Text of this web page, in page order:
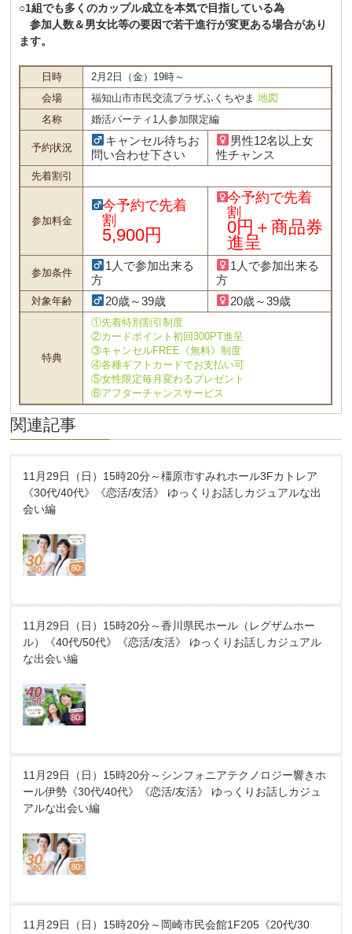
○1組でも多くのカップル成立を本気で目指している為
参加人数＆男女比等の要因で若干進行が変更ある場合があり
ます。
日時
2月2日（金）19時～
会場
福知山市市民交流プラザふくちやま地図
名称
婚活パーティ1人参加限定編
予約状況
キャンセル待ちお
問い合わせ下さい
男性12名以上女
性チャンス
先着割引
参加料金
今予約で先着
割
5,900円
今予約で先着
割
0円＋商品券
進呈
参加条件
1人で参加出来る
方
1人で参加出来る
方
対象年齢 20歳～39歳 20歳～39歳
特典
①先着特別割引制度
②カードポイント初回300PT進呈
③キャンセルFREE《無料》制度
④各種ギフトカードでお支払い可
⑤女性限定毎月変わるプレゼント
⑥アフターチャンスサービス
関連記事
11月29日（日）15時20分～橿原市すみれホール3Fカトレア
《30代/40代》《恋活/友活》 ゆっくりお話しカジュアルな出
会い編
11月29日（日）15時20分～香川県民ホール（レグザムホー
ル）《40代/50代》《恋活/友活》 ゆっくりお話しカジュアル
な出会い編
11月29日（日）15時20分～シンフォニアテクノロジー響きホ
ール伊勢《30代/40代》《恋活/友活》 ゆっくりお話しカジュ
アルな出会い編
11月29日（日）15時20分～岡崎市民会館1F205《20代/30